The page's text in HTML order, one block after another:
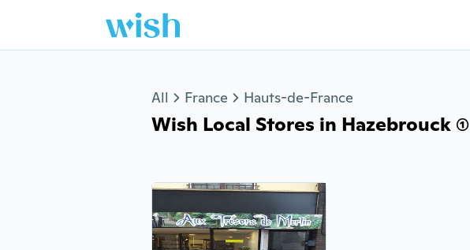
All France Hauts-de-France
Wish Local Stores in Hazebrouck (1)